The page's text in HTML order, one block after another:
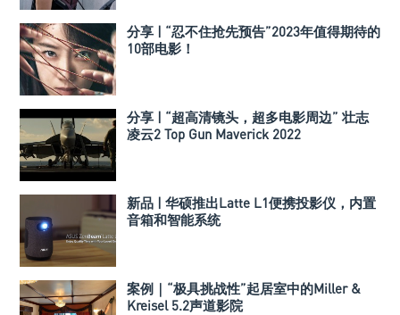
分享 | “忍不住抢先预告”2023年值得期待的
10部电影！
分享 | “超高清镜头，超多电影周边” 壮志
凌云2 Top Gun Maverick 2022
新品 | 华硕推出Latte L1便携投影仪，内置
音箱和智能系统
案例｜“极具挑战性”起居室中的Miller &
Kreisel 5.2声道影院